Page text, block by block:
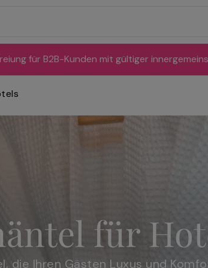
für B2B-Kunden mit gültiger
für
Ihren Gästen Luxus und